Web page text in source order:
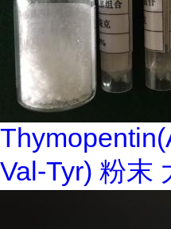
Val-Tyr) 粉末